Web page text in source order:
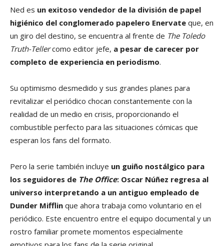
Ned es un exitoso vendedor de la división de papel
higiénico del conglomerado papelero Enervate que, en
un giro del destino, se encuentra al frente de The Toledo
Truth-Tellercomo editor jefe, a pesar de carecer por
completo de experiencia en periodismo.
Su optimismo desmedido y sus grandes planes para
revitalizar el periódico chocan constantemente con la
realidad de un medio en crisis, proporcionando el
combustible perfecto para las situaciones cómicas que
esperan los fans del formato.
Pero la serie también incluye un guiño nostálgico para
los seguidores de The Office: Oscar Núñez regresa al
universo interpretando a un antiguo empleado de
Dunder Mifflin que ahora trabaja como voluntario en el
periódico. Este encuentro entre el equipo documental y un
rostro familiar promete momentos especialmente